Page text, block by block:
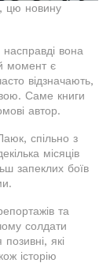
цю новину
вона
момент є
відзначають,
Саме книги
автор.
спільно з
місяців
запеклих боїв
та
солдати
які
історію